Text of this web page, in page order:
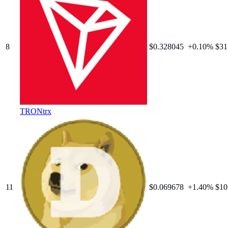
8
TRONtrx
$0.328045 +0.10%
11 $0.069678 +1.40%